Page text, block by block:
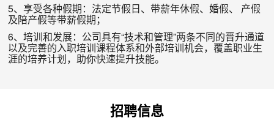
5、享受各种假期：法定节假日、带薪年休假、婚假、 产假
及陪产假等带薪假期；
6、培训和发展：公司具有“技术和管理”两条不同的晋升通道
以及完善的入职培训课程体系和外部培训机会，覆盖职业生
涯的培养计划，助你快速提升技能。
招聘信息